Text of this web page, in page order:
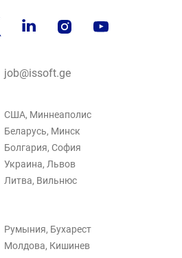
job@issoft.ge
США, Миннеаполис
Беларусь, Минск
Болгария, София
Украина, Львов
Литва, Вильнюс
Румыния, Бухарест
Молдова, Кишинев